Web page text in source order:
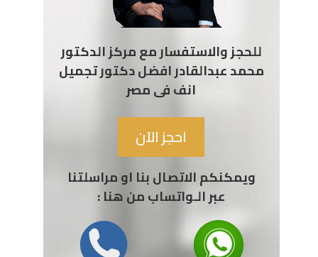
للحجز والاستفسار مع مركز الدكتور
محمد عبدالقادر افضل دكتور تجميل
انف فى مصر
احجز الآن
ويمكنكم الاتصال بنا او مراسلتنا
عبر الـواتساب من هنا :